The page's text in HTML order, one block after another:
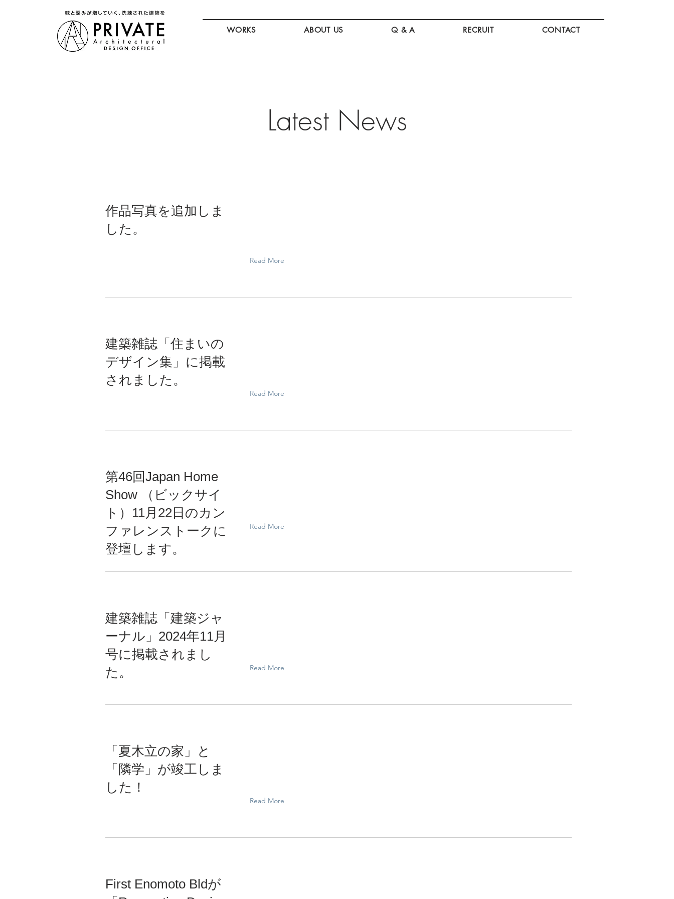
WORKS ABOUT US Q & A RECRUIT CONTACT
Latest News
作品写真を追加しま
した。
Read More
建築雑誌「住まいの
デザイン集」に掲載
されました。
Read More
第46回Japan Home
Show （ビックサイ
ト）11月22日のカン
ファレンストークに
登壇します。
Read More
建築雑誌「建築ジャ
ーナル」2024年11月
号に掲載されまし
た。
Read More
「夏木立の家」と
「隣学」が竣工しま
した！
Read More
First Enomoto Bldが